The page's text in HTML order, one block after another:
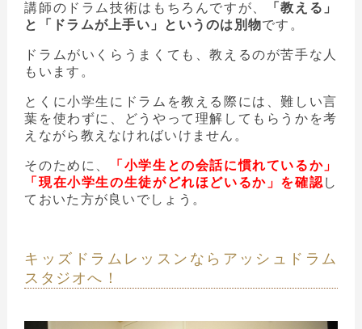
講師のドラム技術はもちろんですが、
「教える」
と「ドラムが上手い」というのは別物です。
ドラムがいくらうまくても、教えるのが苦手な人
もいます。
とくに小学生にドラムを教える際には、難しい言
葉を使わずに、どうやって理解してもらうかを考
えながら教えなければいけません。
そのために、
「小学生との会話に慣れているか」
「現在小学生の生徒がどれほどいるか」を確認 し
ておいた方が良いでしょう。
キッズドラムレッスンならアッシュドラム
スタジオへ！